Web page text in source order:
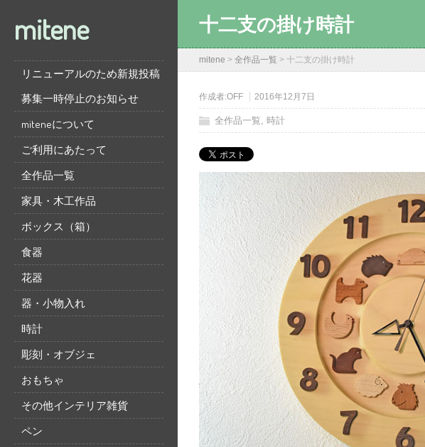
mitene
リニューアルのため新規投稿
募集一時停止のお知らせ
miteneについて
ご利用にあたって
全作品一覧
家具・木工作品
ボックス（箱）
食器
花器
器・小物入れ
時計
彫刻・オブジェ
おもちゃ
その他インテリア雑貨
ペン
十二支の掛け時計
mitene > 全作品一覧 > 十二支の掛け時計
作成者:OFF 2016年12月7日
全作品一覧, 時計